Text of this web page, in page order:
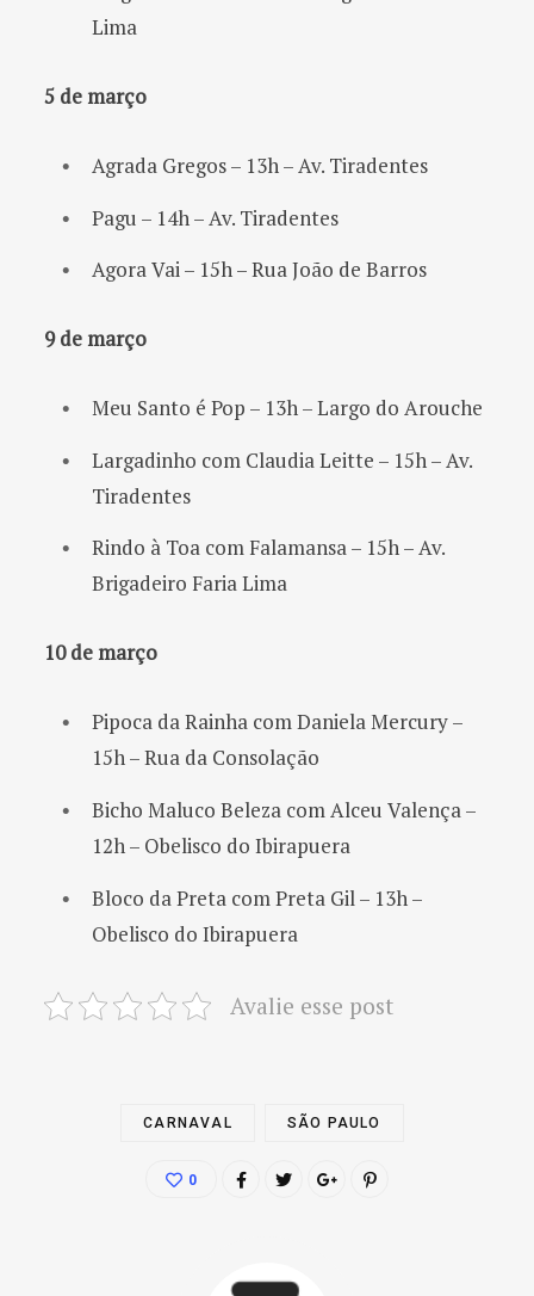
Lima
5 de março
Agrada Gregos – 13h – Av. Tiradentes
Pagu – 14h – Av. Tiradentes
Agora Vai – 15h – Rua João de Barros
9 de março
Meu Santo é Pop – 13h – Largo do Arouche
Largadinho com Claudia Leitte – 15h – Av.
Tiradentes
Rindo à Toa com Falamansa – 15h – Av.
Brigadeiro Faria Lima
10 de março
Pipoca da Rainha com Daniela Mercury –
15h – Rua da Consolação
Bicho Maluco Beleza com Alceu Valença –
12h – Obelisco do Ibirapuera
Bloco da Preta com Preta Gil – 13h –
Obelisco do Ibirapuera
Avalie esse post
CARNAVAL SÃO PAULO
0